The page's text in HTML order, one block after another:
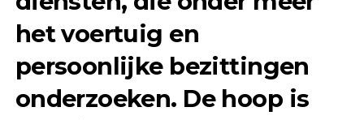
het voertuig en
persoonlijke bezittingen
onderzoeken. De hoop is